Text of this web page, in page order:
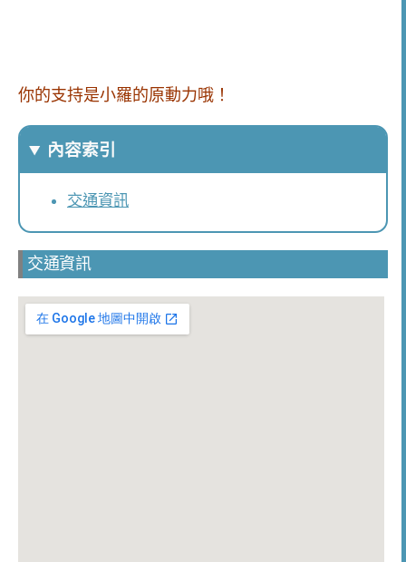
你的支持是小羅的原動力哦！
內容索引
交通資訊
交通資訊